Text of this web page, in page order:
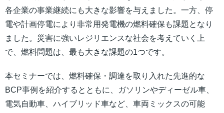
各企業の事業継続にも大きな影響を与えました。一方、停
電や計画停電により非常用発電機の燃料確保も課題となり
ました。災害に強いレジリエンスな社会を考えていく上
で、燃料問題は、最も大きな課題の1つです。
本セミナーでは、燃料確保・調達を取り入れた先進的な
BCP事例を紹介するとともに、ガソリンやディーゼル車、
電気自動車、ハイブリッド車など、車両ミックスの可能